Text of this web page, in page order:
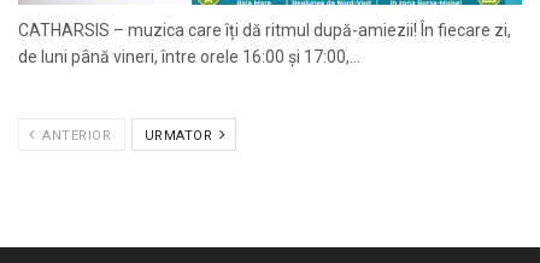
CATHARSIS – muzica care îți dă ritmul după-amiezii! În fiecare zi,
de luni până vineri, între orele 16:00 și 17:00,...
ANTERIOR URMATOR